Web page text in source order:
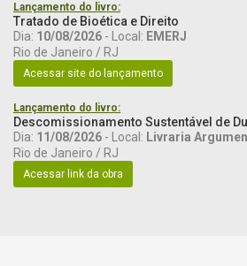
Lançamento do livro:
Tratado de Bioética e Direito
Dia: 10/08/2026 - Local: EMERJ
Rio de Janeiro / RJ
Acessar site do lançamento
Lançamento do livro:
Descomissionamento Sustentável de
Dia: 11/08/2026 - Local: Livraria
Rio de Janeiro / RJ
Acessar link da obra